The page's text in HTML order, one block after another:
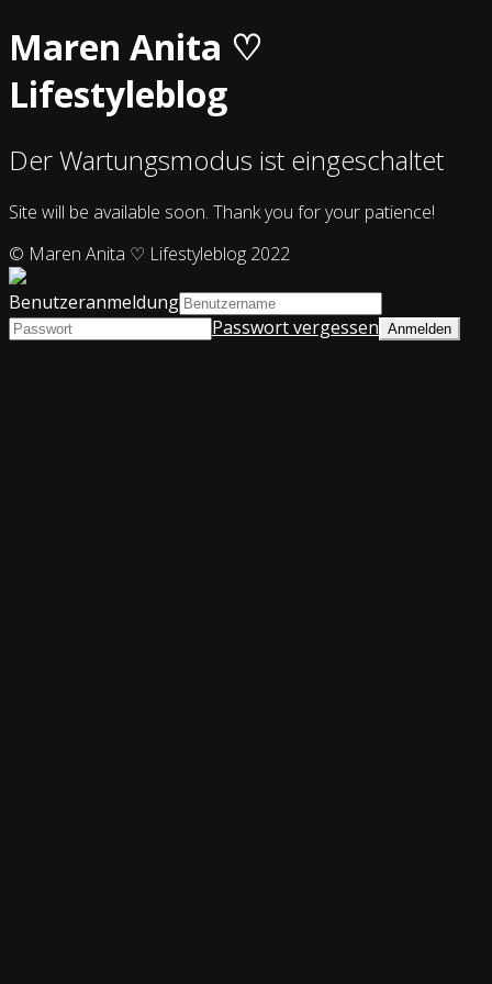
Maren Anita ♡
Lifestyleblog
Der Wartungsmodus ist eingeschaltet
Site will be available soon. Thank you for your patience!
© Maren Anita ♡ Lifestyleblog 2022
Benutzeranmeldung
Passwort vergessen